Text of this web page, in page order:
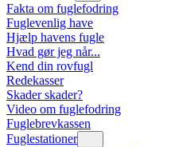
Fakta om fuglefodring
Fuglevenlig have
Hjælp havens fugle
Hvad gør jeg når...
Kend din rovfugl
Redekasser
Skader skader?
Video om fuglefodring
Fuglebrevkassen
Fuglestationer